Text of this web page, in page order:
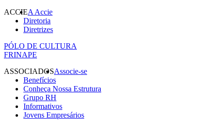
ACCIEA Accie
Diretoria
Diretrizes
PÓLO DE CULTURA
FRINAPE
ASSOCIADOSAssocie-se
Benefícios
Conheça Nossa Estrutura
Grupo RH
Informativos
Jovens Empresários